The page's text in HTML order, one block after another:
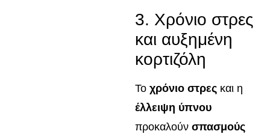
3. Χρόνιο στρες
και αυξημένη
κορτιζόλη
Το χρόνιο στρες και η
έλλειψη ύπνου
προκαλούν σπασμούς